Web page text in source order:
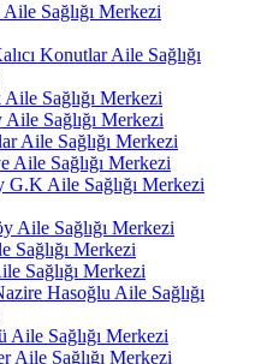
Sağlığı Merkezi
Konutlar Aile Sağlığı
Aile Sağlığı Merkezi
Aile Sağlığı Merkezi
Aile Sağlığı Merkezi
Aile Sağlığı Merkezi
G.K Aile Sağlığı Merkezi
Aile Sağlığı Merkezi
Sağlığı Merkezi
Sağlığı Merkezi
Hasoğlu Aile Sağlığı
Aile Sağlığı Merkezi
Aile Sağlığı Merkezi